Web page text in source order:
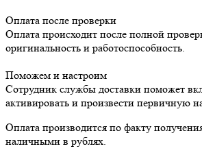
Оплата после проверки
Оплата происходит после полной
оригинальность и работоспособность.
Поможем и настроим
Сотрудник службы доставки поможет
активировать и произвести первичную
Оплата производится по факту
наличными в рублях.